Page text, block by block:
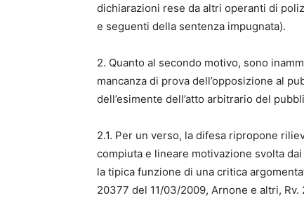
dichiarazioni rese da altri operanti di
e seguenti della sentenza impugnata).
2. Quanto al secondo motivo, sono
mancanza di prova dell’opposizione al
dell’esimente dell’atto arbitrario del
2.1. Per un verso, la difesa ripropone
compiuta e lineare motivazione svolta
la tipica funzione di una critica
20377 del 11/03/2009, Arnone e altri, Rv.